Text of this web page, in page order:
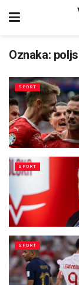
Oznaka:
SPORT
SPORT
SPORT